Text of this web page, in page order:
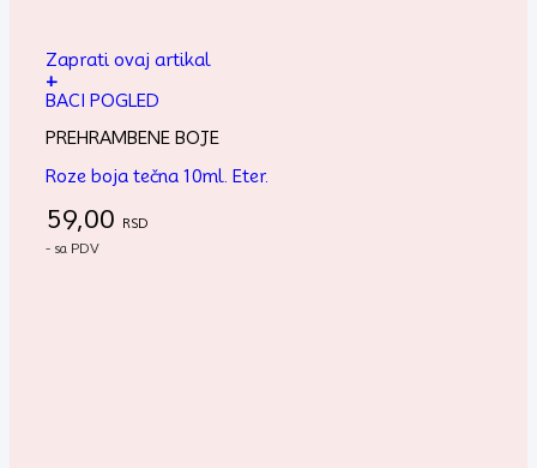
Zaprati ovaj artikal
+
BACI POGLED
PREHRAMBENE BOJE
Roze boja tečna 10ml. Eter.
59,00 RSD
- sa PDV